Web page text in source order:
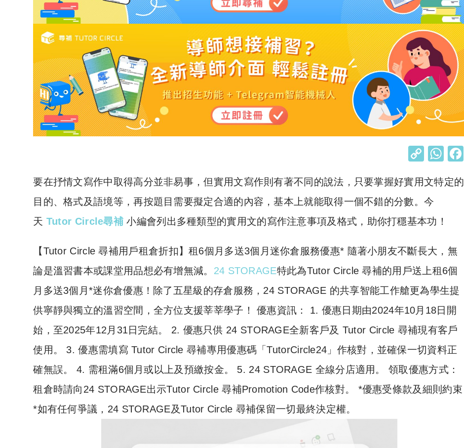
C
p
y
Li
k
W
at
p
要在抒情文寫作中取得高分並非易事，但實用文寫作則有著不同的說法，只要掌握好實用文特定的
目的、格式及語境等，再按題目需要擬定合適的內容，基本上就能取得一個不錯的分數。今
天 Tutor Circle尋補 小編會列出多種類型的實用文的寫作注意事項及格式，助你打穩基本功！
​【Tutor Circle 尋補用戶租倉折扣】租6個月多送3個月迷你倉服務優惠* 隨著小朋友不斷長大，無
論是溫習書本或課堂用品想必有增無減。 24 STORAGE特此為Tutor Circle 尋補的用戶送上租6個
月多送3個月*迷你倉優惠！除了五星級的存倉服務，24 STORAGE 的共享智能工作艙更為學生提
供寧靜與獨立的溫習空間，全方位支援莘莘學子！ 優惠資訊： 1. 優惠日期由2024年10月18日開
始，至2025年12月31日完結。 2. 優惠只供 24 STORAGE全新客戶及 Tutor Circle 尋補現有客戶
使用。 3. 優惠需填寫 Tutor Circle 尋補專用優惠碼「TutorCircle24」作核對，並確保一切資料正
確無誤。 4. 需租滿6個月或以上及預繳按金。 5. 24 STORAGE 全線分店適用。 領取優惠方式：
租倉時請向24 STORAGE出示Tutor Circle 尋補Promotion Code作核對。 *優惠受條款及細則約束
*如有任何爭議，24 STORAGE及Tutor Circle 尋補保留一切最終決定權。